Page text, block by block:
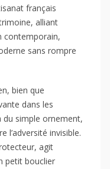
français
alliant
contemporain,
sans rompre
bien que
dans les
du simple ornement,
l’adversité invisible.
agit
petit bouclier